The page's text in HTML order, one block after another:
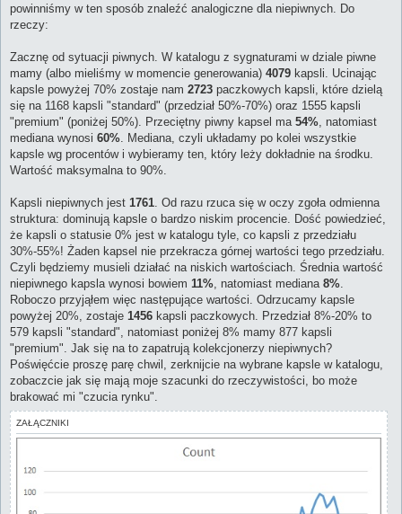
powinniśmy w ten sposób znaleźć analogiczne dla niepiwnych. Do
rzeczy:
Zacznę od sytuacji piwnych. W katalogu z sygnaturami w dziale piwne
mamy (albo mieliśmy w momencie generowania) 4079 kapsli. Ucinając
kapsle powyżej 70% zostaje nam 2723 paczkowych kapsli, które dzielą
się na 1168 kapsli "standard" (przedział 50%-70%) oraz 1555 kapsli
"premium" (poniżej 50%). Przeciętny piwny kapsel ma 54% , natomiast
mediana wynosi 60% . Mediana, czyli układamy po kolei wszystkie
kapsle wg procentów i wybieramy ten, który leży dokładnie na środku.
Wartość maksymalna to 90%.
Kapsli niepiwnych jest 1761 . Od razu rzuca się w oczy zgoła odmienna
struktura: dominują kapsle o bardzo niskim procencie. Dość powiedzieć,
że kapsli o statusie 0% jest w katalogu tyle, co kapsli z przedziału
30%-55%! Żaden kapsel nie przekracza górnej wartości tego przedziału.
Czyli będziemy musieli działać na niskich wartościach. Średnia wartość
niepiwnego kapsla wynosi bowiem 11% , natomiast mediana 8%
Roboczo przyjąłem więc następujące wartości. Odrzucamy kapsle
powyżej 20%, zostaje 1456 kapsli paczkowych. Przedział 8%-20% to
579 kapsli "standard", natomiast poniżej 8% mamy 877 kapsli
"premium". Jak się na to zapatrują kolekcjonerzy niepiwnych?
Poświęćcie proszę parę chwil, zerknijcie na wybrane kapsle w katalogu,
zobaczcie jak się mają moje szacunki do rzeczywistości, bo może
brakować mi "czucia rynku".
ZAŁĄCZNIKI